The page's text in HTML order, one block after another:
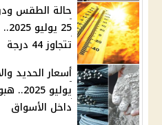
حالة الطقس
تتجاوز 44 درجة
يوليو
داخل الأسواق